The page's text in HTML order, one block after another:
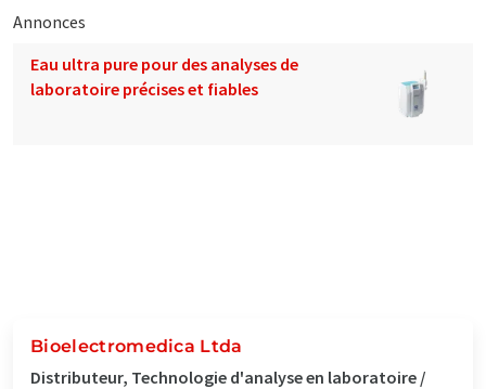
Annonces
Eau ultra pure pour des analyses de
laboratoire précises et fiables
Bioelectromedica Ltda
Distributeur, Technologie d'analyse en laboratoire /